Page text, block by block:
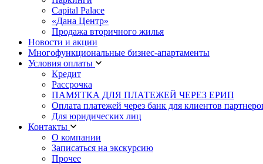
Capital Palace
«Дана Центр»
Продажа вторичного жилья
Новости и акции
Многофункциональные бизнес-апартаменты
Условия оплаты
Кредит
Рассрочка
ПАМЯТКА ДЛЯ ПЛАТЕЖЕЙ ЧЕРЕЗ ЕРИП
Оплата платежей через банк для клиентов
Для юридических лиц
Контакты
О компании
Записаться на экскурсию
Прочее